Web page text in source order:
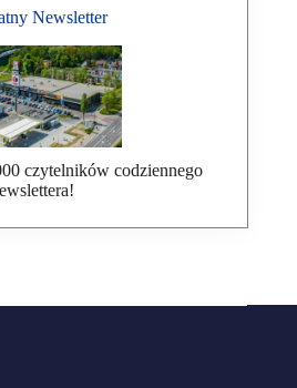
Newsletter
czytelników codziennego